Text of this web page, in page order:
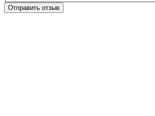
Отправить отзыв